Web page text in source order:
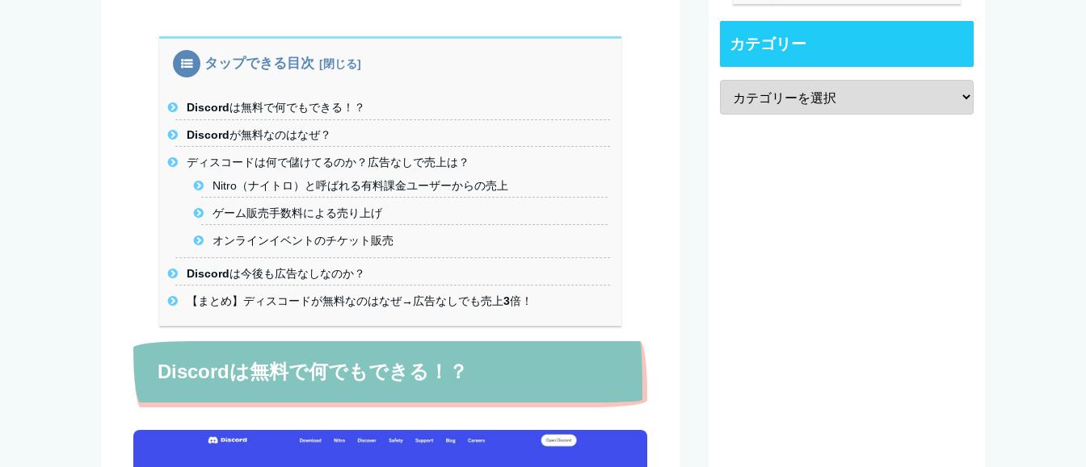
タップできる目次
Discordは無料で何でもできる！？
Discordが無料なのはなぜ？
ディスコードは何で儲けてるのか？広告なしで売上は？
Nitro（ナイトロ）と呼ばれる有料課金ユーザーからの売上
ゲーム販売手数料による売り上げ
オンラインイベントのチケット販売
Discordは今後も広告なしなのか？
【まとめ】ディスコードが無料なのはなぜ→広告なしでも売上3倍！
Discordは無料で何でもできる！？
カテゴリー